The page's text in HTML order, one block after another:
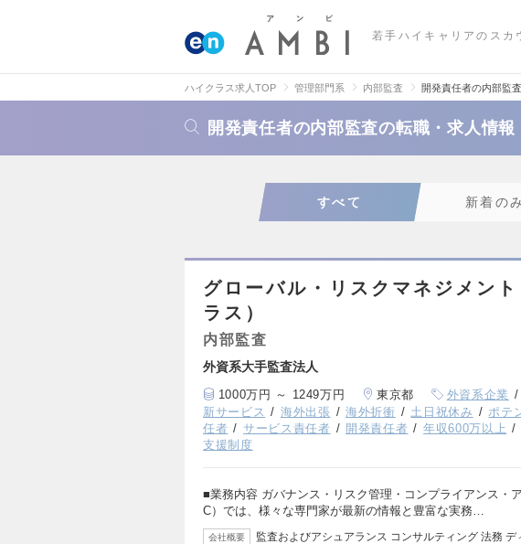
若手ハイキャリアのスカ
ハイクラス求人TOP 管理部門系 内部監査 開発責任者の内部監
開発責任者の内部監査の転職・求人情報
すべて 新着のみ
グローバル・リスクマネジメン
ラス）
内部監査
外資系大手監査法人
1000万円 ～ 1249万円 東京都 外資系企業
新サービス
海外出張 海外折衝 土日祝休み ポテ
任者
サービス責任者 開発責任者 年収600万以上
支援制度
■業務内容 ガバナンス・リスク管理・コンプライアンス・
C）では、様々な専門家が最新の情報と豊富な実務…
会社概要
監査およびアシュアランス コンサルティング 法務 デ